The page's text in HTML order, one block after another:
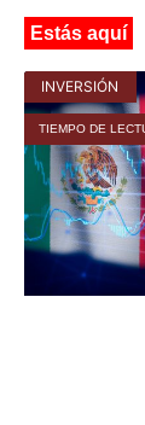
INVERSIÓN
TIEMPO DE